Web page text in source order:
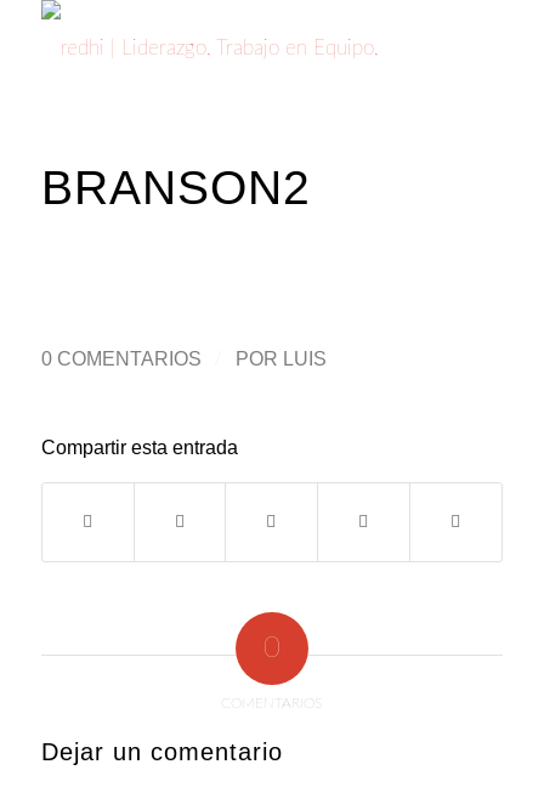
BRANSON2
0 COMENTARIOS POR LUIS
Compartir esta entrada
0
COMENTARIOS
Dejar un comentario